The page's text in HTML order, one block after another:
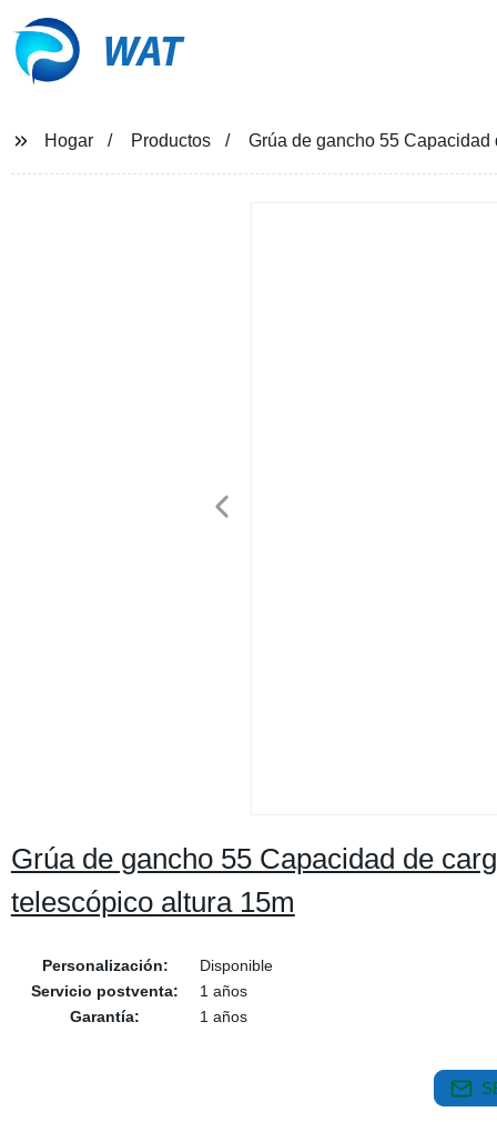
WAT
Hogar Productos Grúa de gancho 55
Grúa de gancho 55 Capacidad de
telescópico altura 15m
Personalización:
Disponible
Servicio postventa:
1 años
Garantía:
1 años